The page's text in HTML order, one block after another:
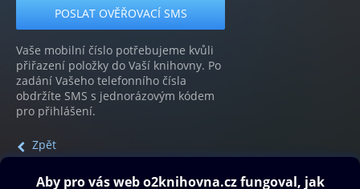
Vaše mobilní číslo potřebujeme kvůli
přiřazení položky do Vaší knihovny. Po
zadání Vašeho telefonního čísla
obdržíte SMS s jednorázovým kódem
pro přihlášení.
Zpět